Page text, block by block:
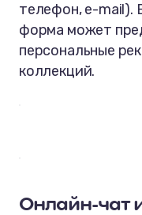
телефон, e-mail).
форма может
персональные
коллекций.
Онлайн-чат